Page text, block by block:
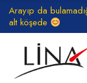
Arayıp da
alt köşede